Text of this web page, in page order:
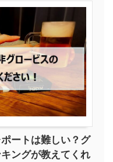
ートは難しい？グ
ングが教えてくれ